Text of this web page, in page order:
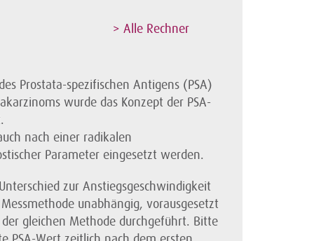
> Alle Rechner
Prostata-spezifischen Antigens (PSA)
wurde das Konzept der PSA-
nach einer radikalen
Parameter eingesetzt werden.
zur Anstiegsgeschwindigkeit
unabhängig, vorausgesetzt
gleichen Methode durchgeführt. Bitte